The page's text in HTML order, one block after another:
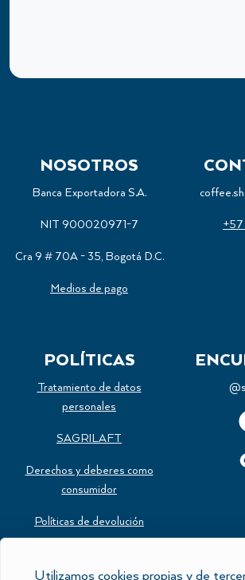
NOSOTROS
Banca Exportadora S.A.
NIT 900020971-7
Cra 9 # 70A - 35, Bogotá D.C.
Medios de pago
+57
POLÍTICAS
Tratamiento de datos
personales
SAGRILAFT
Derechos y deberes como
consumidor
Políticas de devolución
Utilizamos cookies propias y de